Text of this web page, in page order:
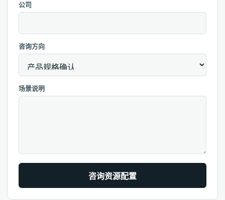
公司
咨询方向
场景说明
咨询资源配置